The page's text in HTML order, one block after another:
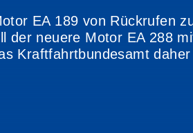
EA 189 von Rückrufen
neuere Motor EA 288
Kraftfahrtbundesamt